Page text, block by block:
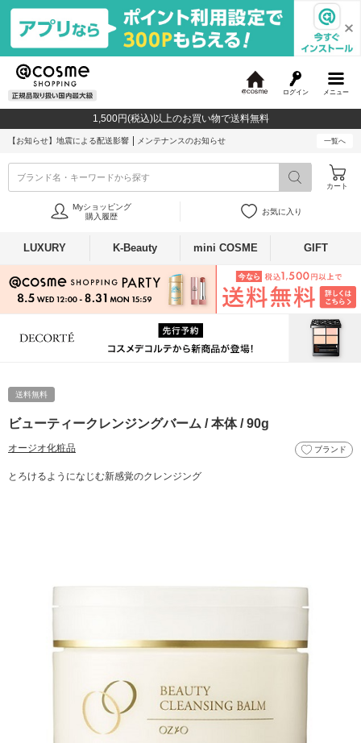
メニュー
ログイン
c
o
1,500円(税込)以上のお買い物で送料無料
【お知らせ】 地震による配送影響 メンテナンスのお知らせ 一覧へ
ブランド名・キーワードから探す
カート
Myショッピング
購入履歴
お気に入り
LUXURY K-Beauty mini COSME GIFT
送料無料
ビューティークレンジングバーム / 本体 / 90g
オージオ化粧品 ブランド
とろけるようになじむ新感覚のクレンジング